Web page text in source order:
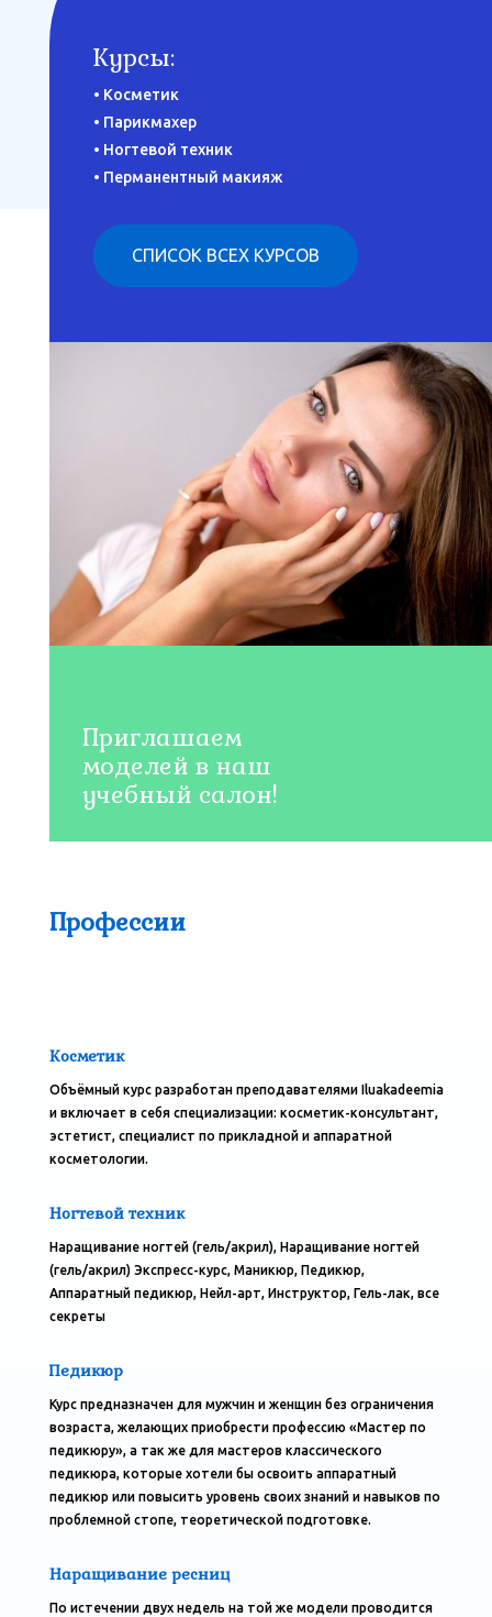
Курсы:
• Косметик
• Парикмахер
• Ногтевой техник
• Перманентный макияж
СПИСОК ВСЕХ КУРСОВ
Приглашаем
моделей в наш
учебный салон!
Профессии
Косметик
Объёмный курс разработан преподавателями Iluakadeemia
и включает в себя специализации: косметик-консультант,
эстетист, специалист по прикладной и аппаратной
косметологии.
Ногтевой техник
Наращивание ногтей (гель/акрил), Наращивание ногтей
(гель/акрил) Экспресс-курс, Маникюр, Педикюр,
Аппаратный педикюр, Нейл-арт, Инструктор, Гель-лак, все
секреты
Педикюр
Курс предназначен для мужчин и женщин без ограничения
возраста, желающих приобрести профессию «Мастер по
педикюру», а так же для мастеров классического
педикюра, которые хотели бы освоить аппаратный
педикюр или повысить уровень своих знаний и навыков по
проблемной стопе, теоретической подготовке.
Наращивание ресниц
По истечении двух недель на той же модели проводится